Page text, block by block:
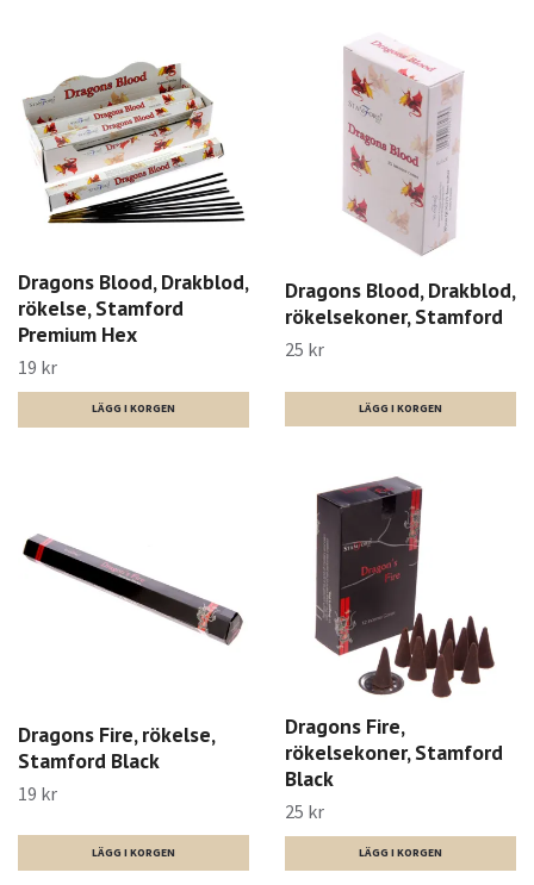
Dragons Blood, Drakblod,
rökelse, Stamford
Premium Hex
19 kr
Dragons Blood, Drakblod,
rökelsekoner, Stamford
25 kr
Dragons Fire, rökelse,
Stamford Black
19 kr
Dragons Fire,
rökelsekoner, Stamford
Black
25 kr